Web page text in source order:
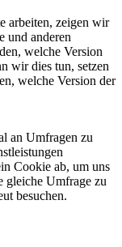
arbeiten, zeigen wir
und anderen
welche Version
wir dies tun, setzen
welche Version der
an Umfragen zu
Cookie ab, um uns
gleiche Umfrage zu
besuchen.